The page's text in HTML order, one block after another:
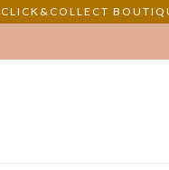
CLICK&COLLECT